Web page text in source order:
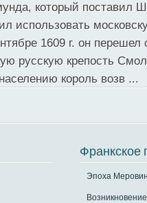
который поставил
использовать
1609 г. он
русскую крепость
король возв ...
Франкское
Эпоха